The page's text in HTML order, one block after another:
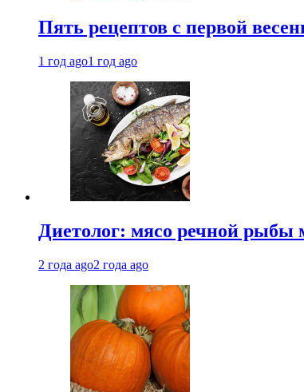
Пять рецептов с первой
1 год ago1 год ago
Диетолог: мясо речной рыбы
2 года ago2 года ago